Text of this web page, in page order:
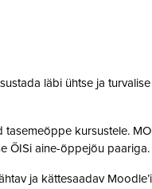
läbi ühtse ja
kursustele.
ÕISi aine-õppejõu paariga.
ja kättesaadav